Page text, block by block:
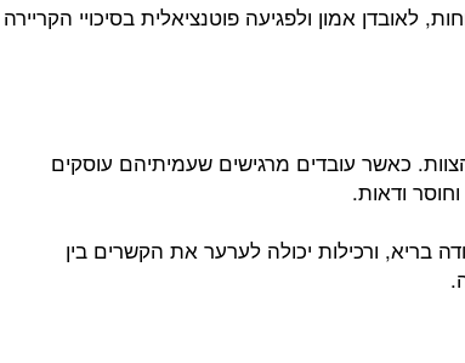
לאובדן אמון ולפגיעה פוטנציאלית בסיכויי הקריירה
כאשר עובדים מרגישים שעמיתיהם עוסקים
ודאות.
בריא, ורכילות יכולה לערער את הקשרים בין